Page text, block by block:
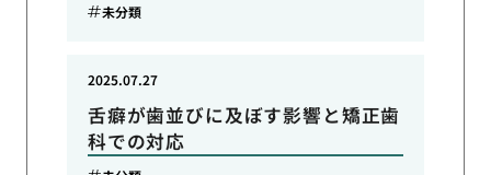
未分類
舌癖が歯並びに及ぼす影響と矯正歯
科での対応
2025.07.27